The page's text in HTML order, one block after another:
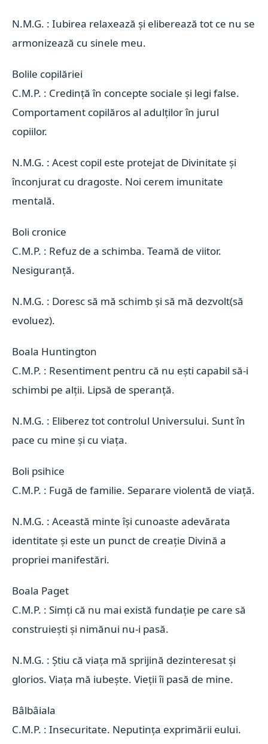
N.M.G. : Iubirea relaxează și eliberează tot ce nu se
armonizează cu sinele meu.
Bolile copilăriei
C.M.P. : Credință în concepte sociale și legi false.
Comportament copilăros al adulților în jurul
copiilor.
N.M.G. : Acest copil este protejat de Divinitate și
înconjurat cu dragoste. Noi cerem imunitate
mentală.
Boli cronice
C.M.P. : Refuz de a schimba. Teamă de viitor.
Nesiguranță.
N.M.G. : Doresc să mă schimb și să mă dezvolt(să
evoluez).
Boala Huntington
C.M.P. : Resentiment pentru că nu ești capabil să-i
schimbi pe alții. Lipsă de speranță.
N.M.G. : Eliberez tot controlul Universului. Sunt în
pace cu mine și cu viața.
Boli psihice
C.M.P. : Fugă de familie. Separare violentă de viață.
N.M.G. : Această minte își cunoaste adevărata
identitate și este un punct de creație Divină a
propriei manifestări.
Boala Paget
C.M.P. : Simți că nu mai există fundație pe care să
construiești și nimănui nu-i pasă.
N.M.G. : Știu că viața mă sprijină dezinteresat și
glorios. Viața mă iubește. Vieții îi pasă de mine.
Bâlbâiala
C.M.P. : Insecuritate. Neputința exprimării eului.